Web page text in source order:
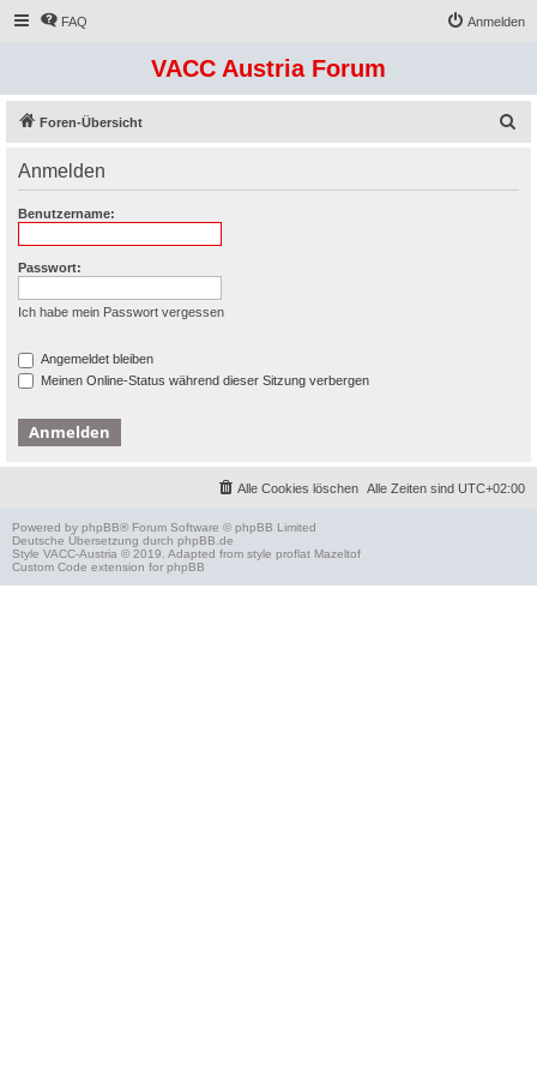
FAQ Anmelden
VACC Austria Forum
Foren-Übersicht
Anmelden
Benutzername:
Passwort:
Ich habe mein Passwort vergessen
Angemeldet bleiben
Meinen Online-Status während dieser Sitzung verbergen
Alle Zeiten sind UTC+02:00
Alle Cookies löschen
Powered by phpBB® Forum Software © phpBB Limited
Deutsche Übersetzung durch phpBB.de
Style VACC-Austria © 2019. Adapted from style proflat Mazeltof
Custom Code extension for phpBB